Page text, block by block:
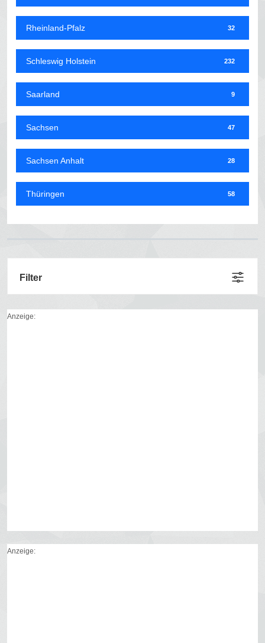
Rheinland-Pfalz 32
Schleswig Holstein 232
Saarland 9
Sachsen 47
Sachsen Anhalt 28
Thüringen 58
Filter
Anzeige:
Anzeige: